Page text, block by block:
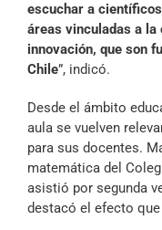
escuchar a
áreas vinculadas a
innovación, que son
Chile”, indicó.
Desde el ámbito
aula se vuelven
para sus docentes.
matemática del
asistió por segunda
destacó el efecto